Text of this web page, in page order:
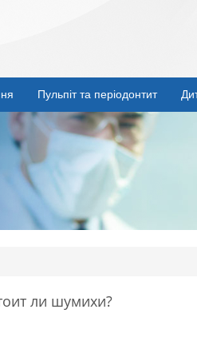
Пульпіт та періодонтит
ли шумихи?